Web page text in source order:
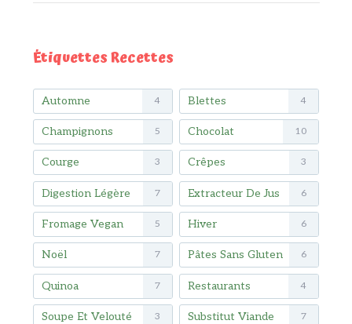
Étiquettes Recettes
Automne 4 Blettes 4
Champignons 5 Chocolat 10
Courge 3 Crêpes 3
Digestion Légère 7 Extracteur De Jus 6
Fromage Vegan 5 Hiver 6
Noël 7 Pâtes Sans Gluten 6
Quinoa 7 Restaurants 4
Soupe Et Velouté 3 Substitut Viande 7